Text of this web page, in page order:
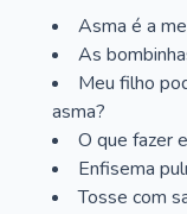
Asma é a
As
Meu filho
asma?
O que fazer
Enfisema
Tosse com